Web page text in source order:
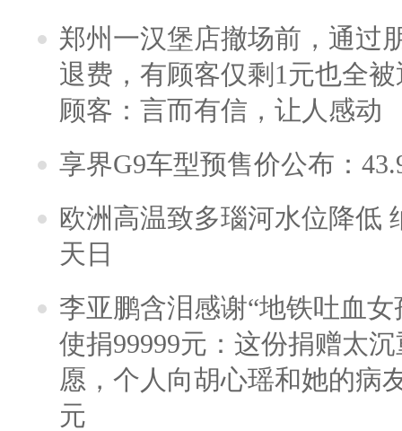
郑州一汉堡店撤场前，通过
退费，有顾客仅剩1元也全
顾客：言而有信，让人感动
享界G9车型预售价公布：
欧洲高温致多瑙河水位降低
天日
李亚鹏含泪感谢“地铁吐血
使捐99999元：这份捐赠太
愿，个人向胡心瑶和她的病
元